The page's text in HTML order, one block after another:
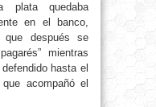
plata quedaba
en el banco,
después se
mientras
hasta el
acompañó el